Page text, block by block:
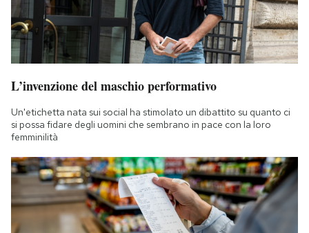
L’invenzione del maschio performativo
Un'etichetta nata sui social ha stimolato un dibattito su quanto ci
si possa fidare degli uomini che sembrano in pace con la loro
femminilità